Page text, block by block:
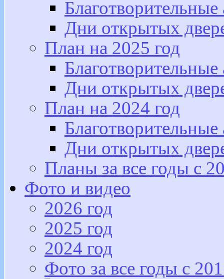
Дни открытых
План на 2025 год
Дни открытых
План на 2024 год
Дни открытых
Планы за все годы с
Фото и видео
2026 год
2025 год
2024 год
Фото за все годы с